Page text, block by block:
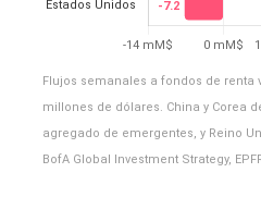
Flujos semanales a fondos de
millones de dólares. China y Corea
agregado de emergentes, y Reino
BofA Global Investment Strategy,